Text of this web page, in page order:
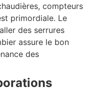
compteurs
primordiale. Le
des serrures
assure le bon
des